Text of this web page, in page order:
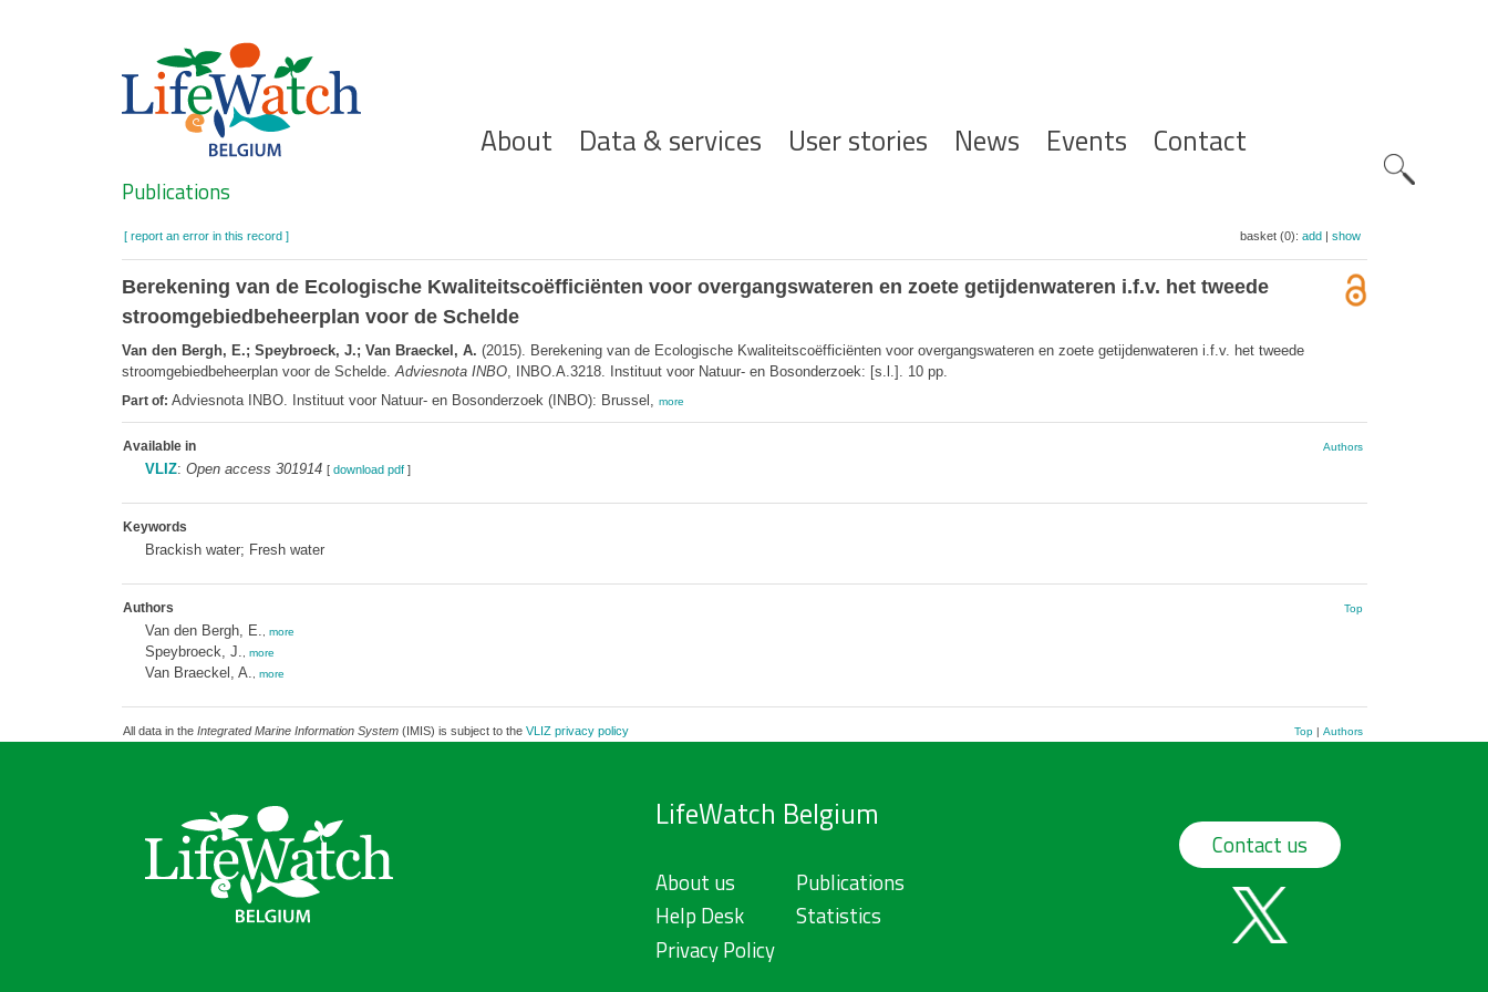
Hoofdnavigatie
About Data & services User stories News Events Contact
Search
Publications
[ report an error in this record ] basket (0): add| show
Berekening van de Ecologische Kwaliteitscoëfficiënten voor overgangswateren en zoete getijdenwateren i.f.v. het tweede
stroomgebiedbeheerplan voor de Schelde
Van den Bergh, E.; Speybroeck, J.; Van Braeckel, A. (2015). Berekening van de Ecologische Kwaliteitscoëfficiënten voor overgangswateren en zoete getijdenwateren i.f.v. het tweede
stroomgebiedbeheerplan voor de Schelde.Adviesnota INBO, INBO.A.3218. Instituut voor Natuur- en Bosonderzoek: [s.l.]. 10 pp.
Part of: Adviesnota INBO. Instituut voor Natuur- en Bosonderzoek (INBO): Brussel, more
Available in Authors
VLIZ: Open access 301914 [ download pdf]
Keywords
Brackish water; Fresh water
Authors Top
Van den Bergh, E. more
Speybroeck, J. more
Van Braeckel, A. more
All data in the Integrated Marine Information System(IMIS) is subject to the VLIZ privacy policy Top| Authors
LifeWatch Belgium
About us
Help Desk
Privacy Policy
Publications
Statistics
Contact us